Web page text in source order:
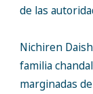
de las
Nichiren
familia
marginadas